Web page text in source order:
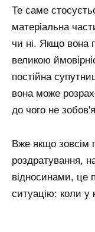
Те саме
матеріальна
чи ні. Якщо вона
великою
постійна
вона може
до чого не
Вже якщо зовсім
роздратування,
відносинами, це
ситуацію: коли у